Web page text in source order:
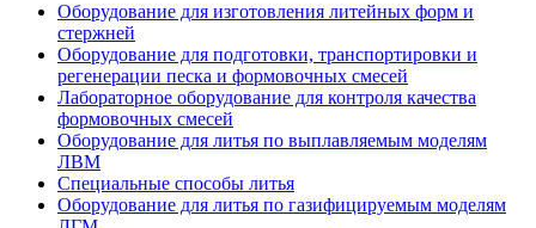
Оборудование для изготовления литейных форм и
стержней
Оборудование для подготовки, транспортировки и
регенерации песка и формовочных смесей
Лабораторное оборудование для контроля качества
формовочных смесей
Оборудование для литья по выплавляемым моделям
ЛВМ
Специальные способы литья
Оборудование для литья по газифицируемым моделям